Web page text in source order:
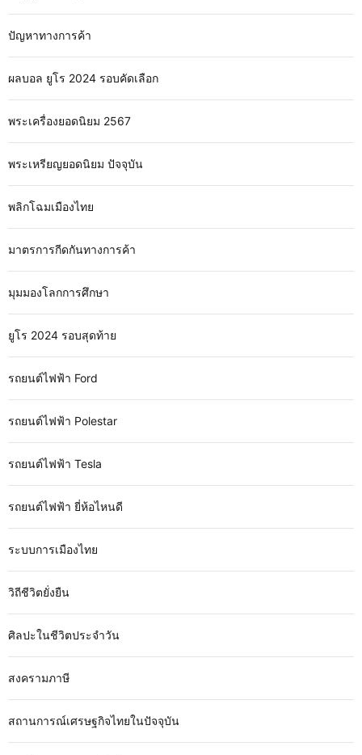
ปัญหาทางการค้า
ผลบอล ยูโร 2024 รอบคัดเลือก
พระเครื่องยอดนิยม 2567
พระเหรียญยอดนิยม ปัจจุบัน
พลิกโฉมเมืองไทย
มาตรการกีดกันทางการค้า
มุมมองโลกการศึกษา
ยูโร 2024 รอบสุดท้าย
รถยนต์ไฟฟ้า Ford
รถยนต์ไฟฟ้า Polestar
รถยนต์ไฟฟ้า Tesla
รถยนต์ไฟฟ้า ยี่ห้อไหนดี
ระบบการเมืองไทย
วิถีชีวิตยั่งยืน
ศิลปะในชีวิตประจำวัน
สงครามภาษี
สถานการณ์เศรษฐกิจไทยในปัจจุบัน